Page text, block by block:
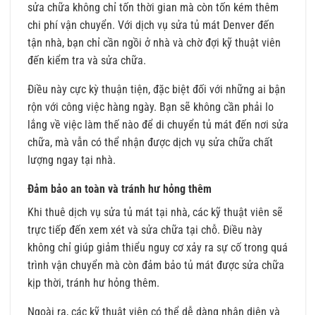
sửa chữa không chỉ tốn thời gian mà còn tốn kém thêm
chi phí vận chuyển. Với dịch vụ sửa tủ mát Denver đến
tận nhà, bạn chỉ cần ngồi ở nhà và chờ đợi kỹ thuật viên
đến kiểm tra và sửa chữa.
Điều này cực kỳ thuận tiện, đặc biệt đối với những ai bận
rộn với công việc hàng ngày. Bạn sẽ không cần phải lo
lắng về việc làm thế nào để di chuyển tủ mát đến nơi sửa
chữa, mà vẫn có thể nhận được dịch vụ sửa chữa chất
lượng ngay tại nhà.
Đảm bảo an toàn và tránh hư hỏng thêm
Khi thuê dịch vụ sửa tủ mát tại nhà, các kỹ thuật viên sẽ
trực tiếp đến xem xét và sửa chữa tại chỗ. Điều này
không chỉ giúp giảm thiểu nguy cơ xảy ra sự cố trong quá
trình vận chuyển mà còn đảm bảo tủ mát được sửa chữa
kịp thời, tránh hư hỏng thêm.
Ngoài ra, các kỹ thuật viên có thể dễ dàng nhận diện và